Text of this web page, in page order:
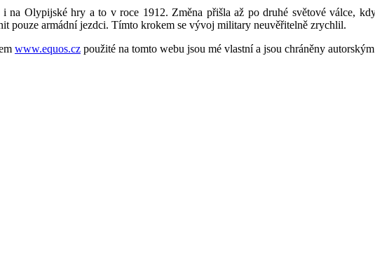
na Olypijské hry a to v roce 1912. Změna přišla až po druhé světové válce,
pouze armádní jezdci. Tímto krokem se vývoj military neuvěřitelně zrychlil.
www.equos.cz použité na tomto webu jsou mé vlastní a jsou chráněny